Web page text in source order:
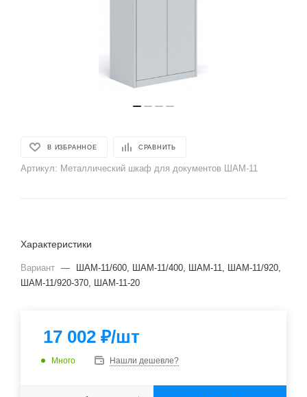
В ИЗБРАННОЕ СРАВНИТЬ
Артикул: Металлический шкаф для документов ШАМ-11
Характеристики
Вариант —
ШАМ-11/600, ШАМ-11/400, ШАМ-11, ШАМ-11/920,
ШАМ-11/920-370, ШАМ-11-20
17 002 ₽/шт
Много Нашли дешевле?